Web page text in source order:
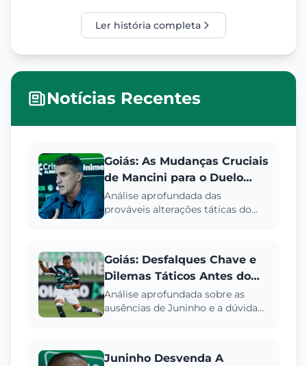
Ler história completa
Notícias Recentes
Goiás: As Mudanças Cruciais
de Mancini para o Duelo
com América-MG na Série B
Análise aprofundada das
prováveis alterações táticas do
Goiás: Desfalques Chave e
Dilemas Táticos Antes do
Clássico Goiano
Análise aprofundada sobre as
ausências de Juninho e a dúvida
Juninho Desvenda A